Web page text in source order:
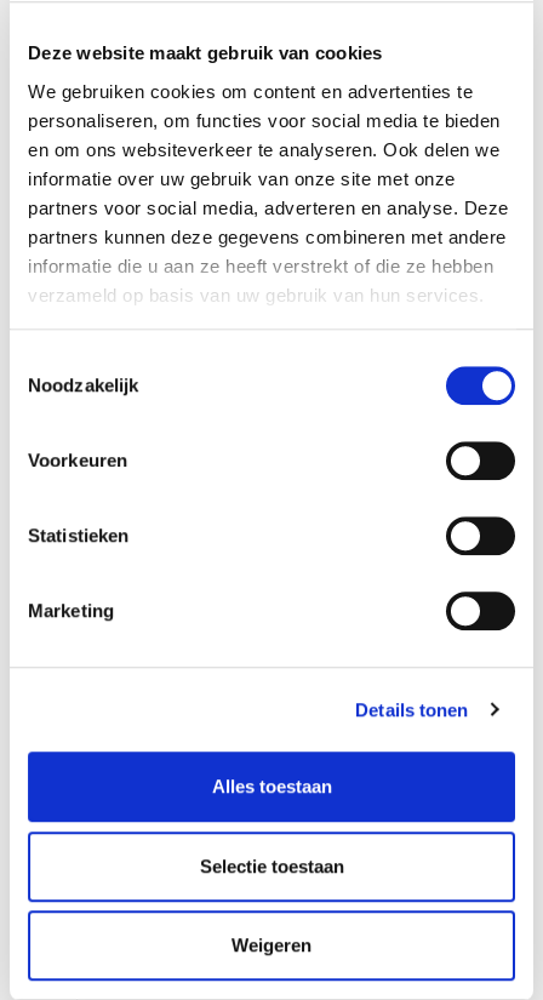
Deze website maakt gebruik van cookies
We gebruiken cookies om content en advertenties te
personaliseren, om functies voor social media te bieden
en om ons websiteverkeer te analyseren. Ook delen we
informatie over uw gebruik van onze site met onze
partners voor social media, adverteren en analyse. Deze
partners kunnen deze gegevens combineren met andere
informatie die u aan ze heeft verstrekt of die ze hebben
verzameld op basis van uw gebruik van hun services.
Noodzakelijk
Voorkeuren
Statistieken
Marketing
Details tonen
Alles toestaan
Selectie toestaan
Weigeren
Atlas WODER W
sneldrogende
afdichting coating
4.5kg
Onmisbaar bij
badkamer renovaties.
Op voorraad
Egaline Online
primer voorstrijk
vachtroller 18cm
Anti-spat roller helpt
voorkomen.
soorten primers.
Atlas Postar 100 (
vloeibare dekvloer
verwerkbaar!
zwaarbelaste
Atlas WODER W
afdichting coating
badkamer renovaties.
alle soorten tegels.